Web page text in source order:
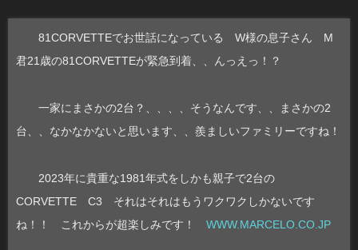
81CORVETTEでお世話になっている W様の息子さん M
君21歳の81CORVETTEが緊急到着、、んっえっ！？
一家にまさかの2台？、、、、そうなんです、、まさかの2
台、、なかなかないと思います、、羨ましいファミリーですね！
2023年に貴重な1981年式をしかも親子で2台の
CORVETTE C3 それはそれはもうワクワクしかないです
ね！！ これからが超楽しみです！ WWW.MARCELO.CO.JP